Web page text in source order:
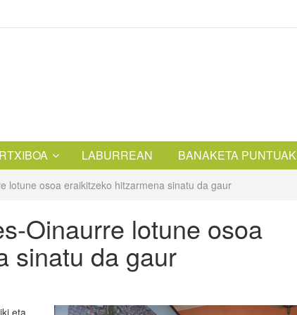
LABURREAN BANAKETA PUNTUAK
lotune osoa eraikitzeko hitzarmena sinatu da gaur
Oinaurre lotune osoa
sinatu da gaur
eta